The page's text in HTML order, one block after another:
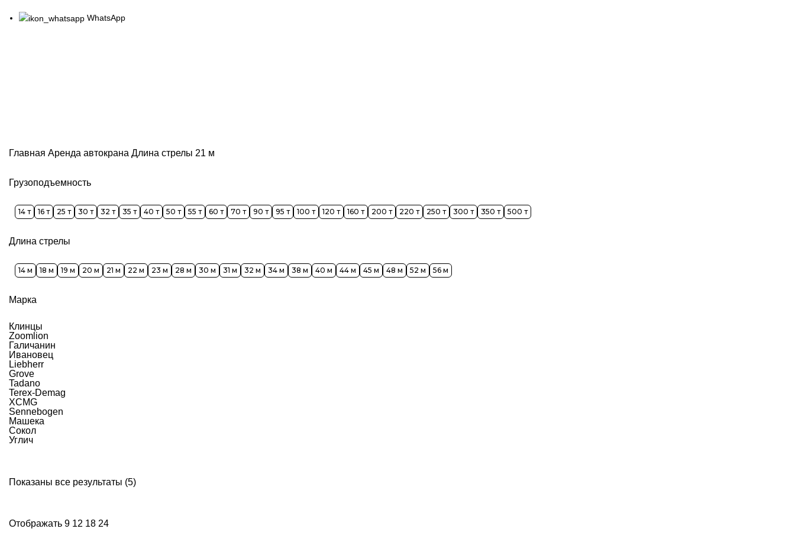
WhatsApp
Главная Аренда автокрана Длина стрелы 21 м
Грузоподъемность
14 т 16 т 25 т 30 т 32 т 35 т 40 т 50 т 55 т 60 т 70 т 90 т 95 т 100 т 120 т 160 т 200 т 220 т 250 т 300 т 350 т 500 т
Длина стрелы
14 м 18 м 19 м 20 м 21 м 22 м 23 м 28 м 30 м 31 м 32 м 34 м 38 м 40 м 44 м 45 м 48 м 52 м 56 м
Марка
Клинцы
Zoomlion
Галичанин
Ивановец
Liebherr
Grove
Tadano
Terex-Demag
XCMG
Sennebogen
Машека
Сокол
Углич
Показаны все результаты (5)
Отображать 9 12 18 24